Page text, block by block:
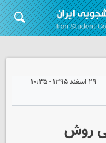
۲۹ اسفند ۱۳۹۵ - ۱۰:۳۵
روش